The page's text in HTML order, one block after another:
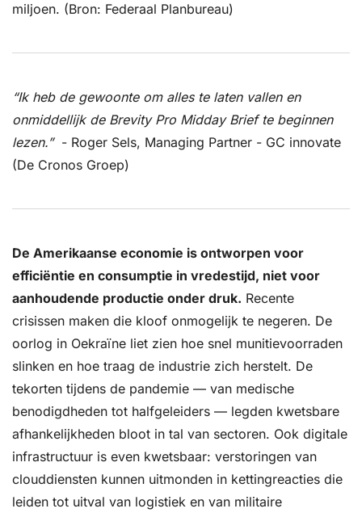
miljoen. (Bron: Federaal Planbureau)
“Ik heb de gewoonte om alles te laten vallen en
onmiddellijk de Brevity Pro Midday Brief te beginnen
lezen.”
  - Roger Sels, Managing Partner - GC innovate
(De Cronos Groep)
De Amerikaanse economie is ontworpen voor
efficiëntie en consumptie in vredestijd, niet voor
aanhoudende productie onder druk. Recente
crisissen maken die kloof onmogelijk te negeren. De
oorlog in Oekraïne liet zien hoe snel munitievoorraden
slinken en hoe traag de industrie zich herstelt. De
tekorten tijdens de pandemie — van medische
benodigdheden tot halfgeleiders — legden kwetsbare
afhankelijkheden bloot in tal van sectoren. Ook digitale
infrastructuur is even kwetsbaar: verstoringen van
clouddiensten kunnen uitmonden in kettingreacties die
leiden tot uitval van logistiek en van militaire